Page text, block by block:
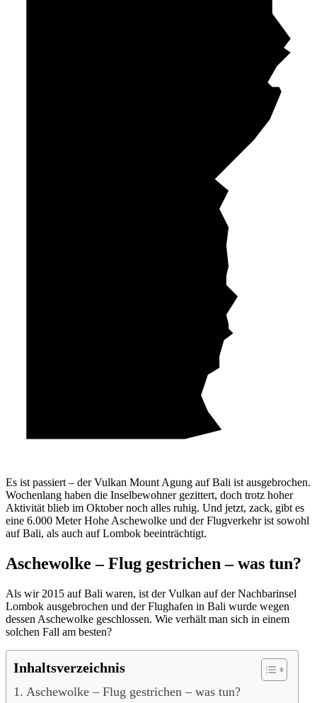
Es ist passiert – der Vulkan Mount Agung auf Bali ist ausgebrochen.
Wochenlang haben die Inselbewohner gezittert, doch trotz hoher
Aktivität blieb im Oktober noch alles ruhig. Und jetzt, zack, gibt es
eine 6.000 Meter Hohe Aschewolke und der Flugverkehr ist sowohl
auf Bali, als auch auf Lombok beeinträchtigt.
Aschewolke – Flug gestrichen – was tun?
Als wir 2015 auf Bali waren, ist der Vulkan auf der Nachbarinsel
Lombok ausgebrochen und der Flughafen in Bali wurde wegen
dessen Aschewolke geschlossen. Wie verhält man sich in einem
solchen Fall am besten?
Inhaltsverzeichnis
Aschewolke – Flug gestrichen – was tun?